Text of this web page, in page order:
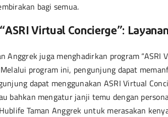
bagi semua.
Virtual Concierge”:
Anggrek juga menghadirkan program
program ini, pengunjung dapat
dapat menggunakan ASRI Virtual
bahkan mengatur janji temu dengan
Taman Anggrek untuk merasakan